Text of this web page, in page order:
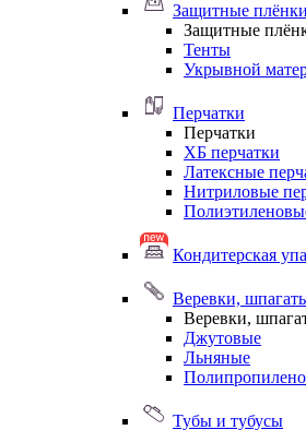
Защитные плёнки
Защитные
Тенты
Укрывной
Перчатки
Перчатки
ХБ перчатки
Латексные
Нитриловые
Кондитерская
Веревки,
Веревки,
Джутовые
Льняные
Тубы и тубусы